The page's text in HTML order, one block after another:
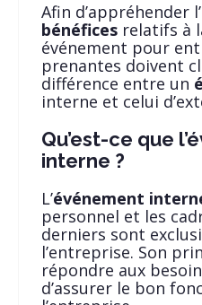
Afin d’appréhender
bénéficesrelatifs à
événement pour
prenantes doivent
différence entre un
interne et celui
Qu’est-ce que
interne ?
L’événement
personnel et les
derniers sont
l’entreprise. Son
répondre aux
d’assurer le bon